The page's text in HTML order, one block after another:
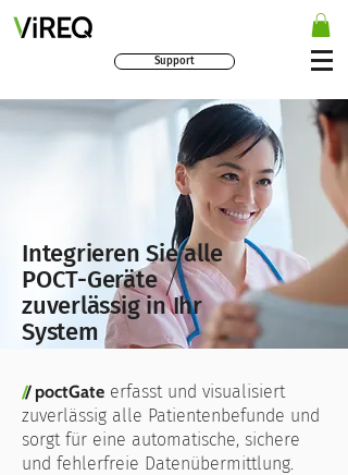
Support
Integrieren Sie alle
POCT-Geräte
zuverlässig in Ihr
System
//poctGateerfasst und visualisiert
zuverlässig alle Patientenbefunde und
sorgt für eine automatische, sichere
und fehlerfreie Daten­übermittlung.